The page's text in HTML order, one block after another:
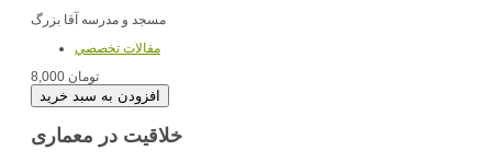
مسجد و مدرسه آقا بزرگ
مقالات تخصصي
8,000 تومان
خلاقیت در معماری